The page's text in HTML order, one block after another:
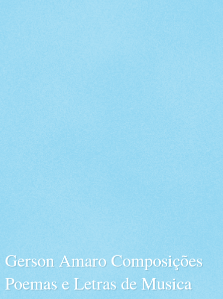
Gerson Amaro Composições
Poemas e Letras de Musica